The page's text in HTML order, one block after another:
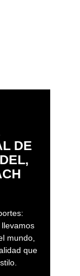
DE
mundo,
que